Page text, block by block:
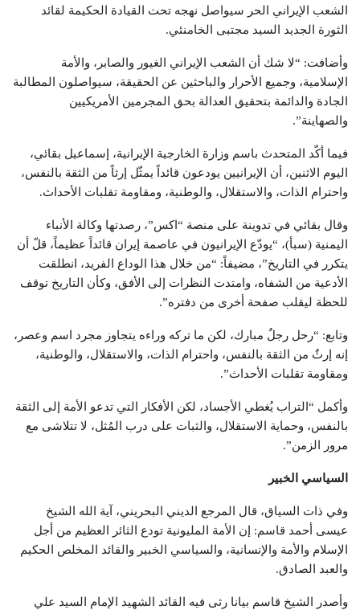
الشعب الإيراني الحر سيواصل نهجه تحت القيادة الحكيمة لقائد
الثورة الجديد السيد مجتبى الخامنئي.
وأضافت: “لا شك أن الشعب الإيراني الغيور والصابر، والأمة
الإسلامية، وجميع الأحرار والباحثين عن الحقيقة، سيواصلون المطالبة
الجادة والدائمة بتحقيق العدالة بحق المجرمين الأمريكيين
والصهاينة”.
فيما أكّد المتحدث باسم وزارة الخارجية الإيرانية، إسماعيل بقائي،
اليوم الاثنين، أن الإيرانيين يودعون قائداً يمثّل إرثاً من الثقة بالنفس،
واحترام الذات، والاستقلال، والوطنية، ومقاومة تقلبات الأحداث.
وقال بقائي في تدوينة على منصة “اكس”، رصدتها وكالة الأنباء
اليمنية (سبأ)، “يودّع الإيرانيون في عاصمة إيران قائداً عظيماً، قلّ أن
يتكرر في التاريخ”، مضيفاً: “من خلال هذا الوداع الفريد، انطلقت
الأدعية من الشفاه، وامتدت النظرات إلى الأفق، وكأن التاريخ توقف
للحظة ليقلب صفحة أخرى من دفتره”.
وتابع: “رحل رجلٌ مبارك، لكن ما تركه وراءه يتجاوز مجرد اسم وعصر،
إنه إرثٌ من الثقة بالنفس، واحترام الذات، والاستقلال، والوطنية،
ومقاومة تقلبات الأحداث”.
وأكمل “التراب يُغطي الأجساد، لكن الأفكار التي تدعو الأمة إلى الثقة
بالنفس، وحماية الاستقلال، والثبات على درب المُثل، لا تتلاشى مع
مرور الزمن”.
السياسي الخبير
وفي ذات السياق، قال المرجع الديني البحريني، آية الله الشيخ
عيسى أحمد قاسم: إن الأمة المليونية تودع الثائر العظيم من أجل
الإسلام والأمة والإنسانية، والسياسي الخبير والقائد المخلص الحكيم
والعبد الصادق.
وأصدر الشيخ قاسم بيانا رثى فيه القائد الشهيد الإمام السيد علي